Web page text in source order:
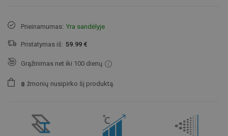
Prieinamumas: Yra sandėlyje
Pristatymas iš: 59.99 €
Grąžinimas net iki 100 dienų
8 žmonių nusipirko šį produktą.